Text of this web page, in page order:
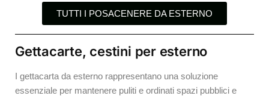
TUTTI I POSACENERE DA ESTERNO
Gettacarte, cestini per esterno
I gettacarta da esterno rappresentano una soluzione
essenziale per mantenere puliti e ordinati spazi pubblici e